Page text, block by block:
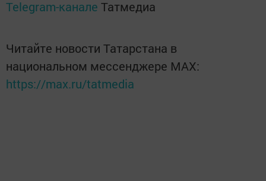
Telegram-канале Татмедиа
Читайте новости Татарстана в
национальном мессенджере MАХ:
https://max.ru/tatmedia